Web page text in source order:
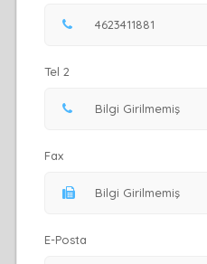
Tel 2
Fax
E-Posta